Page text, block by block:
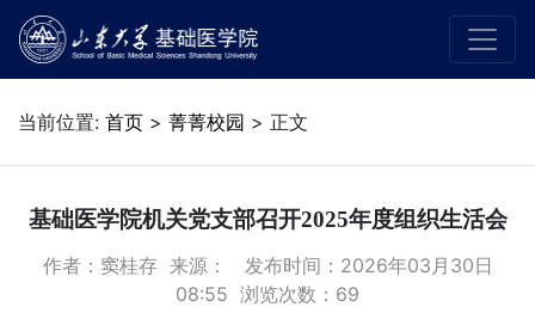
当前位置: 首页 > 菁菁校园 > 正文
基础医学院机关党支部召开2025年度组织生活会
作者：窦桂存 来源： 发布时间：2026年03月30日
08:55 浏览次数： 69